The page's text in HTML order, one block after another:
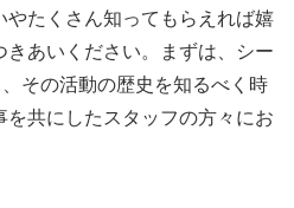
やたくさん知ってもらえれば嬉
きあいください。まずは、シー
その活動の歴史を知るべく時
共にしたスタッフの方々にお